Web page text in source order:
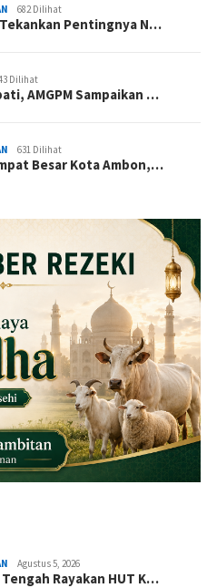
682 Dilihat
Tekankan Pentingnya N…
Dilihat
AMGPM Sampaikan …
631 Dilihat
Besar Kota Ambon,…
Agustus 5, 2026
Rayakan HUT K…